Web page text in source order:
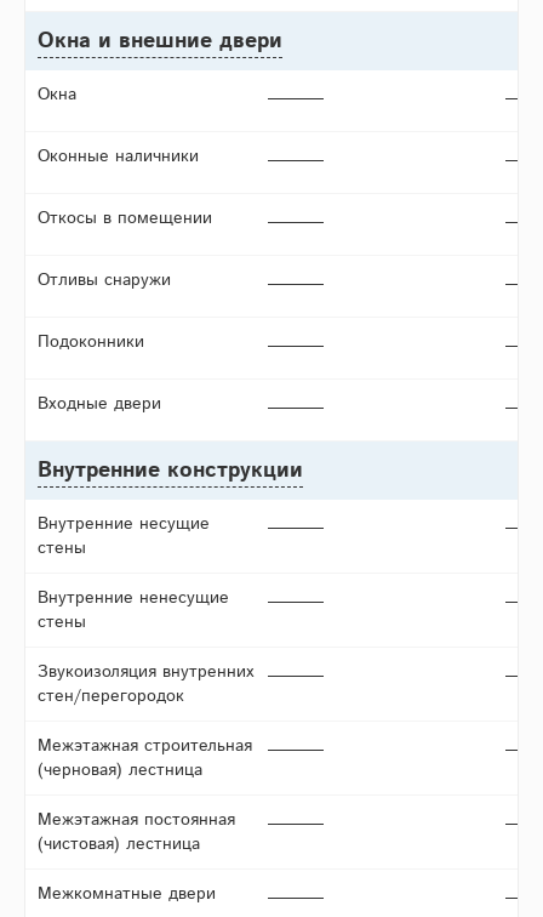
Окна и внешние двери
Окна
Оконные наличники
Откосы в помещении
Отливы снаружи
Подоконники
Входные двери
Внутренние конструкции
Внутренние несущие
стены
Внутренние ненесущие
стены
Звукоизоляция внутренних
стен/перегородок
Межэтажная строительная
(черновая) лестница
Межэтажная постоянная
(чистовая) лестница
Межкомнатные двери